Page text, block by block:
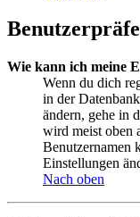
Wie kann ich meine
Wenn du dich
in der
ändern, gehe in
wird meist oben
Benutzernamen
Einstellungen
Nach oben